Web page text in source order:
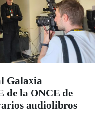
Galaxia
de la ONCE de
audiolibros